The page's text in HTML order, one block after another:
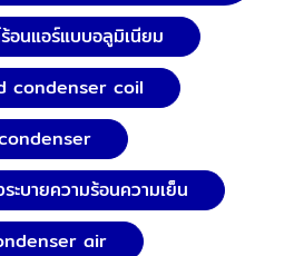
อนแอร์แบบอลูมิเนียม
condenser coil
ะบายความร้อนความเย็น
air